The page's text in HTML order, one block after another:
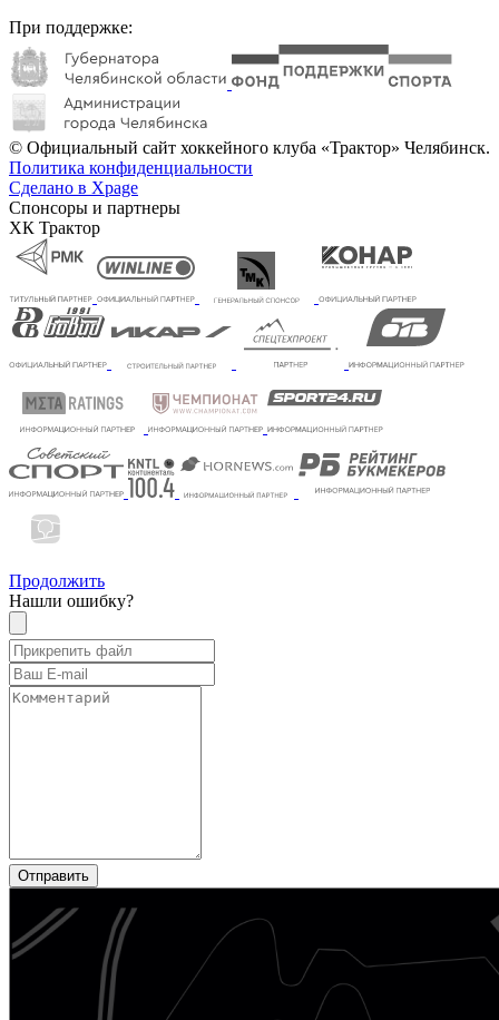
При поддержке:
© Официальный сайт хоккейного клуба «Трактор» Челябинск.
Политика конфиденциальности
Сделано в Xpage
Спонсоры и партнеры
ХК Трактор
Продолжить
Нашли ошибку?